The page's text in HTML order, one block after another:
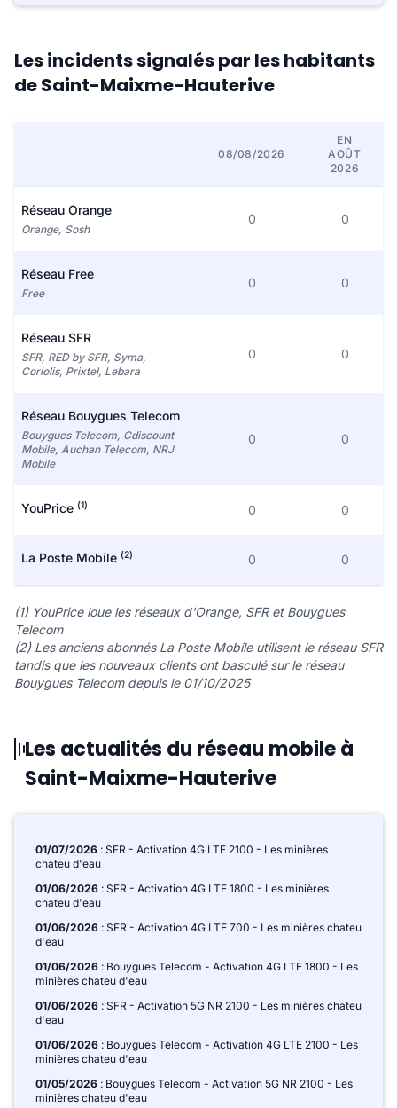
Les incidents signalés par les habitants
de Saint-Maixme-Hauterive
08/08/2026
EN
AOÛT
2026
Réseau Orange
Orange, Sosh
0 0
Réseau Free
Free
0 0
Réseau SFR
SFR, RED by SFR, Syma,
Coriolis, Prixtel, Lebara
0 0
Réseau Bouygues Telecom
Bouygues Telecom, Cdiscount
Mobile, Auchan Telecom, NRJ
Mobile
0 0
YouPrice (1) 0 0
La Poste Mobile (2) 0 0
(1) YouPrice loue les réseaux d'Orange, SFR et Bouygues
Telecom
(2) Les anciens abonnés La Poste Mobile utilisent le réseau SFR
tandis que les nouveaux clients ont basculé sur le réseau
Bouygues Telecom depuis le 01/10/2025
Les actualités du réseau mobile à
Saint-Maixme-Hauterive
01/07/2026 : SFR - Activation 4G LTE 2100 - Les minières
chateu d'eau
01/06/2026 : SFR - Activation 4G LTE 1800 - Les minières
chateu d'eau
01/06/2026 : SFR - Activation 4G LTE 700 - Les minières chateu
d'eau
01/06/2026 : Bouygues Telecom - Activation 4G LTE 1800 - Les
minières chateu d'eau
01/06/2026 : SFR - Activation 5G NR 2100 - Les minières chateu
d'eau
01/06/2026 : Bouygues Telecom - Activation 4G LTE 2100 - Les
minières chateu d'eau
01/05/2026 : Bouygues Telecom - Activation 5G NR 2100 - Les
minières chateu d'eau